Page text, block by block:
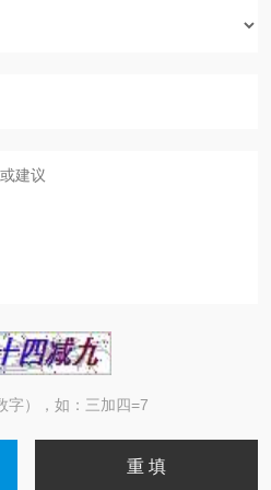
字），如：三加四=7